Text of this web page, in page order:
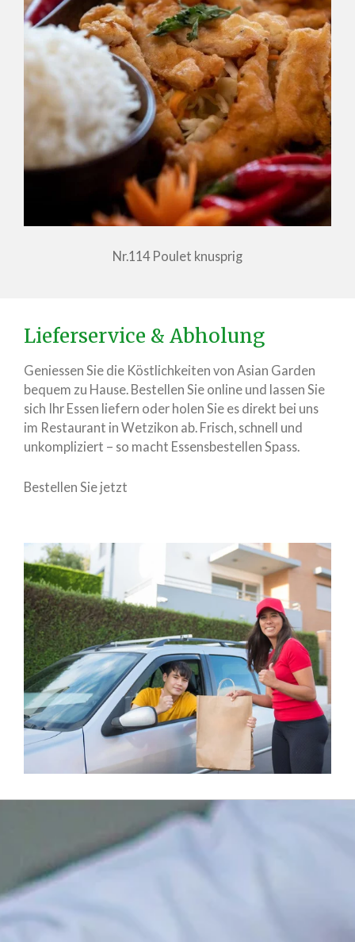
Nr.114 Poulet knusprig
Lieferservice & Abholung
Geniessen Sie die Köstlichkeiten von Asian Garden
bequem zu Hause. Bestellen Sie online und lassen Sie
sich Ihr Essen liefern oder holen Sie es direkt bei uns
im Restaurant in Wetzikon ab. Frisch, schnell und
unkompliziert – so macht Essensbestellen Spass.
Bestellen Sie jetzt